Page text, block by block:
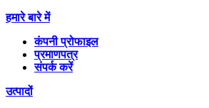
हमारे बारे में
कंपनी प्रोफाइल
प्रमाणपत्र
संपर्क करें
उत्पादों